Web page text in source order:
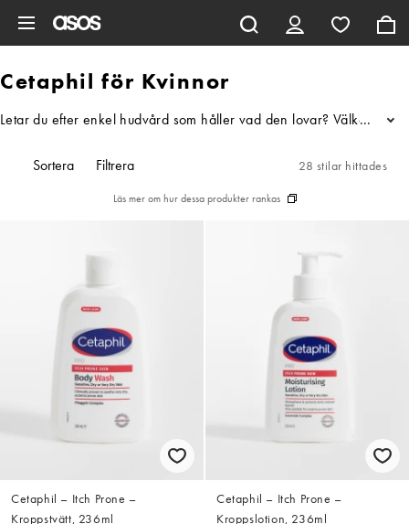
Cetaphil för Kvinnor
Letar du efter enkel hudvård som håller vad den lovar? Välkomna
...
Sortera Filtrera 28 stilar hittades
Läs mer om hur dessa produkter rankas
Cetaphil – Itch Prone –
Kroppstvätt, 236ml
Cetaphil – Itch Prone –
Kroppslotion, 236ml